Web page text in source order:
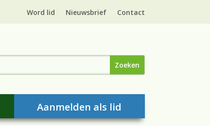
Word lid Nieuwsbrief Contact
Aanmelden als lid